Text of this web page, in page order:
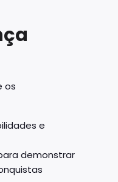
os
e
demonstrar